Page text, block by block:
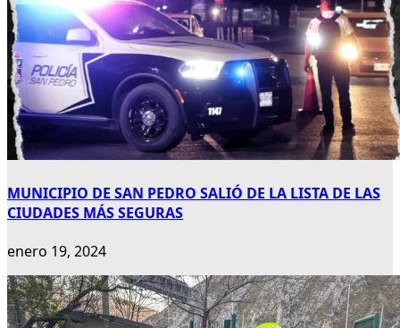
MUNICIPIO DE SAN PEDRO SALIÓ DE LA LISTA DE LAS
CIUDADES MÁS SEGURAS
enero 19, 2024